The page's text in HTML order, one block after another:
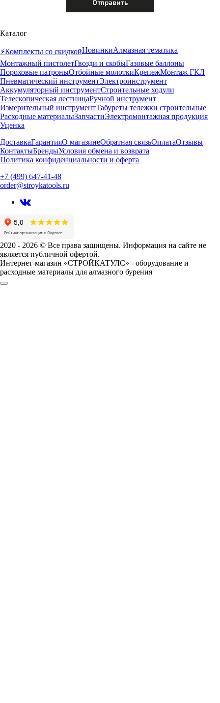
Каталог
⚡️Комплекты со скидкойНовинкиАлмазная тематика
Монтажный пистолетГвозди и скобыГазовые баллоны
Пороховые патроныОтбойные молоткиКрепежМонтаж ГКЛ
Пневматический инструментЭлектроинструмент
Аккумуляторный инструментСтроительные ходули
Телескопическая лестницаРучной инструмент
Измерительный инструментТабуреты тележки строительные
Расходные материалыЗапчастиЭлектромонтажная продукция
Уценка
ДоставкаГарантияО магазинеОбратная связьОплатаОтзывы
КонтактыБрендыУсловия обмена и возврата
Политика конфиденциальности и оферта
+7 (499) 647-41-48
order@stroykatools.ru
2020 - 2026 © Все права защищены. Информация на сайте не
является публичной офертой.
Интернет-магазин «СТРОЙКАТУЛС» - оборудование и
расходные материалы для алмазного бурения